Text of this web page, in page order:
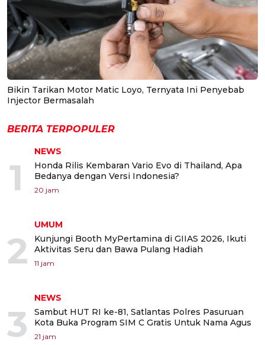
Bikin Tarikan Motor Matic Loyo, Ternyata Ini Penyebab
Injector Bermasalah
BERITA TERPOPULER
1
NEWS
Honda Rilis Kembaran Vario Evo di Thailand, Apa
Bedanya dengan Versi Indonesia?
20 jam
2
UMUM
Kunjungi Booth MyPertamina di GIIAS 2026, Ikuti
Aktivitas Seru dan Bawa Pulang Hadiah
11 jam
3
NEWS
Sambut HUT RI ke-81, Satlantas Polres Pasuruan
Kota Buka Program SIM C Gratis Untuk Nama Agus
21 jam